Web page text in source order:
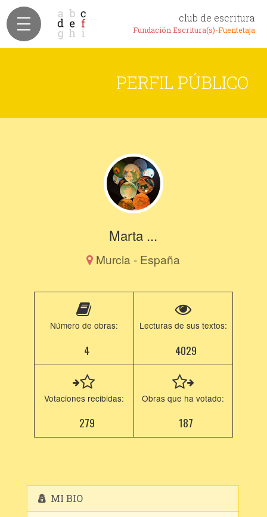
club de escritura
Fundación Escritura(s)-Fuentetaja
PERFIL PÚBLICO
Marta ...
Murcia - España
Número de obras:
4
Lecturas de sus textos:
4029
Votaciones recibidas:
279
Obras que ha votado:
187
MI BIO